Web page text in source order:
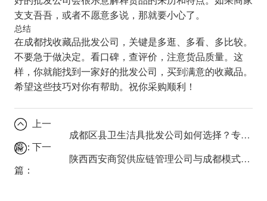
支支吾吾，或者不愿意多说，那就要小心了。
总结
在成都找收藏品批发公司，关键是多逛、多看、多比较。
不要急于做决定。看口碑，查评价，注意货品质量。这
样，你就能找到一家好的批发公司，买到满意的收藏品。
希望这些技巧对你有帮助。祝你采购顺利！
上一
篇：
成都区县卫生洁具批发公司如何选择？专业指南助你避坑
下一
篇：
陕西西安商贸供应链管理公司与成都模式有何不同？对比分析